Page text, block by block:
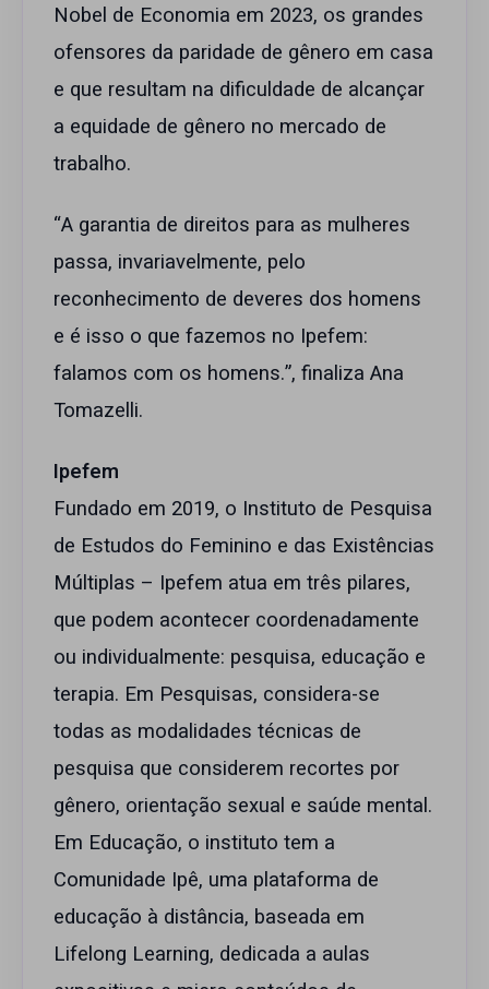
Nobel de Economia em 2023, os grandes
ofensores da paridade de gênero em casa
e que resultam na dificuldade de alcançar
a equidade de gênero no mercado de
trabalho.
“A garantia de direitos para as mulheres
passa, invariavelmente, pelo
reconhecimento de deveres dos homens
e é isso o que fazemos no Ipefem:
falamos com os homens.”, finaliza Ana
Tomazelli.
Ipefem
Fundado em 2019, o Instituto de Pesquisa
de Estudos do Feminino e das Existências
Múltiplas – Ipefem atua em três pilares,
que podem acontecer coordenadamente
ou individualmente: pesquisa, educação e
terapia. Em Pesquisas, considera-se
todas as modalidades técnicas de
pesquisa que considerem recortes por
gênero, orientação sexual e saúde mental.
Em Educação, o instituto tem a
Comunidade Ipê, uma plataforma de
educação à distância, baseada em
Lifelong Learning, dedicada a aulas